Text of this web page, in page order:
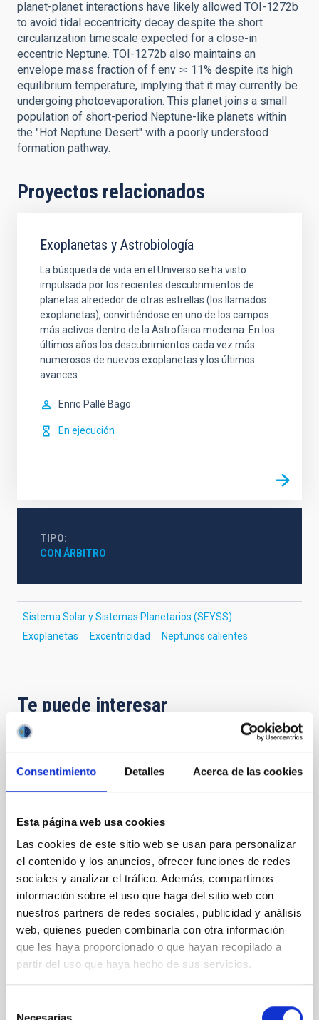
Consentimiento Detalles Acerca de las cookies
Esta página web usa cookies
Las cookies de este sitio web se usan para personalizar
el contenido y los anuncios, ofrecer funciones de redes
sociales y analizar el tráfico. Además, compartimos
información sobre el uso que haga del sitio web con
nuestros partners de redes sociales, publicidad y análisis
web, quienes pueden combinarla con otra información
que les haya proporcionado o que hayan recopilado a
partir del uso que haya hecho de sus servicios.
Necesarias
planet-planet interactions have likely allowed TOI-1272b
to avoid tidal eccentricity decay despite the short
circularization timescale expected for a close-in
eccentric Neptune. TOI-1272b also maintains an
envelope mass fraction of f env ≍ 11% despite its high
equilibrium temperature, implying that it may currently be
undergoing photoevaporation. This planet joins a small
population of short-period Neptune-like planets within
the "Hot Neptune Desert" with a poorly understood
formation pathway.
Proyectos relacionados
Exoplanetas y Astrobiología
La búsqueda de vida en el Universo se ha visto
impulsada por los recientes descubrimientos de
planetas alrededor de otras estrellas (los llamados
exoplanetas), convirtiéndose en uno de los campos
más activos dentro de la Astrofísica moderna. En los
últimos años los descubrimientos cada vez más
numerosos de nuevos exoplanetas y los últimos
avances
Enric Pallé Bago
En ejecución
TIPO
CON ÁRBITRO
Sistema Solar y Sistemas Planetarios (SEYSS)
Exoplanetas
Excentricidad Neptunos calientes
Te puede interesar
CON ÁRBITRO
TOI-6884b: a low-mass brown dwarf
transiting a slightly evolved star
We report the discovery of a low-mass transiting
brown dwarf orbiting TOI-6884 (TIC 156514476,
$T_{\rm mag}=11.4$) from NASA's Transiting
Exoplanet Survey Satellite (TESS) mission. The TESS
light curves initially suggested an orbital period of
$\sim$14.42 d; however, our high-precision ground-
based radial velocity measurements and multi-epoch
time